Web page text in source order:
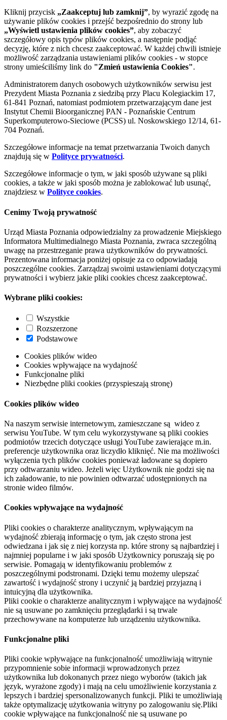
Kliknij przycisk „Zaakceptuj lub zamknij”, by wyrazić zgodę na
używanie plików cookies i przejść bezpośrednio do strony lub
„Wyświetl ustawienia plików cookies”, aby zobaczyć
szczegółowy opis typów plików cookies, a następnie podjąć
decyzję, które z nich chcesz zaakceptować. W każdej chwili istnieje
możliwość zarządzania ustawieniami plików cookies - w stopce
strony umieściliśmy link do "Zmień ustawienia Cookies".
Administratorem danych osobowych użytkowników serwisu jest
Prezydent Miasta Poznania z siedzibą przy Placu Kolegiackim 17,
61-841 Poznań, natomiast podmiotem przetwarzającym dane jest
Instytut Chemii Bioorganicznej PAN - Poznańskie Centrum
Superkomputerowo-Sieciowe (PCSS) ul. Noskowskiego 12/14, 61-
704 Poznań.
Szczegółowe informacje na temat przetwarzania Twoich danych
znajdują się w Polityce prywatności.
Szczegółowe informacje o tym, w jaki sposób używane są pliki
cookies, a także w jaki sposób można je zablokować lub usunąć,
znajdziesz w Polityce cookies.
Cenimy Twoją prywatność
Urząd Miasta Poznania odpowiedzialny za prowadzenie Miejskiego
Informatora Multimedialnego Miasta Poznania, zwraca szczególną
uwagę na przestrzeganie prawa użytkowników do prywatności.
Prezentowana informacja poniżej opisuje za co odpowiadają
poszczególne cookies. Zarządzaj swoimi ustawieniami dotyczącymi
prywatności i wybierz jakie pliki cookies chcesz zaakceptować.
Wybrane pliki cookies:
Wszystkie
Rozszerzone
Podstawowe
Cookies plików wideo
Cookies wpływające na wydajność
Funkcjonalne pliki
Niezbędne pliki cookies (przyspieszają stronę)
Cookies plików wideo
Na naszym serwisie internetowym, zamieszczane są wideo z
serwisu YouTube. W tym celu wykorzystywane są pliki cookies
podmiotów trzecich dotyczące usługi YouTube zawierające m.in.
preferencje użytkownika oraz liczydło kliknięć. Nie ma możliwości
wyłączenia tych plików cookies ponieważ ładowane są dopiero
przy odtwarzaniu wideo. Jeżeli więc Użytkownik nie godzi się na
ich załadowanie, to nie powinien odtwarzać udostępnionych na
stronie wideo filmów.
Cookies wpływające na wydajność
Pliki cookies o charakterze analitycznym, wpływającym na
wydajność zbierają informację o tym, jak często strona jest
odwiedzana i jak się z niej korzysta np. które strony są najbardziej i
najmniej popularne i w jaki sposób Użytkownicy poruszają się po
serwisie. Pomagają w identyfikowaniu problemów z
poszczególnymi podstronami. Dzięki temu możemy ulepszać
zawartość i wydajność strony i uczynić ją bardziej przyjazną i
intuicyjną dla użytkownika.
Pliki cookie o charakterze analitycznym i wpływające na wydajność
nie są usuwane po zamknięciu przeglądarki i są trwale
przechowywane na komputerze lub urządzeniu użytkownika.
Funkcjonalne pliki
Pliki cookie wpływające na funkcjonalność umożliwiają witrynie
przypomnienie sobie informacji wprowadzonych przez
użytkownika lub dokonanych przez niego wyborów (takich jak
język, wyrażone zgody) i mają na celu umożliwienie korzystania z
lepszych i bardziej spersonalizowanych funkcji. Pliki te umożliwiają
także optymalizację użytkowania witryny po zalogowaniu się.Pliki
cookie wpływające na funkcjonalność nie są usuwane po